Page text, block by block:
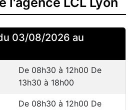
03/08/2026 au
De 08h30 à 12h00 De
13h30 à 18h00
De 08h30 à 12h00 De